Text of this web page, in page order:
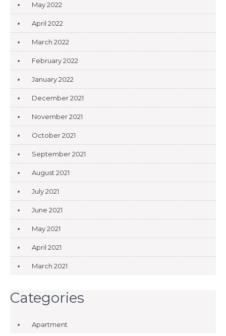
May 2022
April 2022
March 2022
February 2022
January 2022
December 2021
November 2021
October 2021
September 2021
August 2021
July 2021
June 2021
May 2021
April 2021
March 2021
Categories
Apartment